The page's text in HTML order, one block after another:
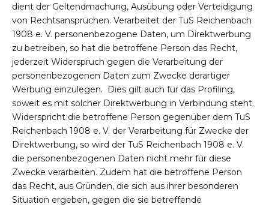
dient der Geltendmachung, Ausübung oder Verteidigung
von Rechtsansprüchen. Verarbeitet der TuS Reichenbach
1908 e. V. personenbezogene Daten, um Direktwerbung
zu betreiben, so hat die betroffene Person das Recht,
jederzeit Widerspruch gegen die Verarbeitung der
personenbezogenen Daten zum Zwecke derartiger
Werbung einzulegen. Dies gilt auch für das Profiling,
soweit es mit solcher Direktwerbung in Verbindung steht.
Widerspricht die betroffene Person gegenüber dem TuS
Reichenbach 1908 e. V. der Verarbeitung für Zwecke der
Direktwerbung, so wird der TuS Reichenbach 1908 e. V.
die personenbezogenen Daten nicht mehr für diese
Zwecke verarbeiten. Zudem hat die betroffene Person
das Recht, aus Gründen, die sich aus ihrer besonderen
Situation ergeben, gegen die sie betreffende